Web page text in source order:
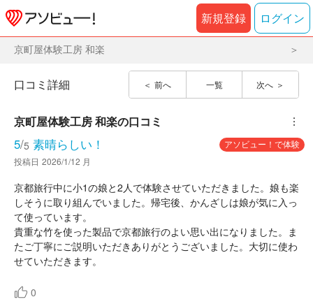
新規登録 ログイン
京町屋体験工房 和楽
前へ 一覧 次へ
口コミ詳細
京町屋体験工房 和楽の口コミ ︙
5/5 素晴らしい！
アソビュー！で体験
投稿日 2026/1/12 月
京都旅行中に小1の娘と2人で体験させていただきました。娘も楽
しそうに取り組んでいました。帰宅後、かんざしは娘が気に入っ
て使っています。
貴重な竹を使った製品で京都旅行のよい思い出になりました。ま
たご丁寧にご説明いただきありがとうございました。大切に使わ
せていただきます。
0